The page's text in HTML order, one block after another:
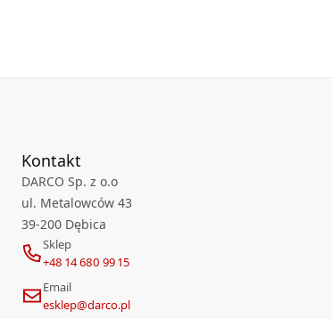
Kontakt
DARCO Sp. z o.o
ul. Metalowców 43
39-200 Dębica
Sklep
+48 14 680 99 15
Email
esklep@darco.pl